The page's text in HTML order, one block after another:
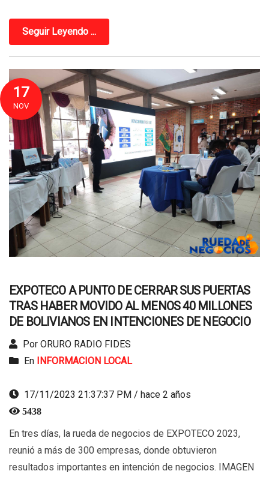
Seguir Leyendo ...
17
NOV
EXPOTECO A PUNTO DE CERRAR SUS PUERTAS
TRAS HABER MOVIDO AL MENOS 40 MILLONES
DE BOLIVIANOS EN INTENCIONES DE NEGOCIO
Por ORURO RADIO FIDES
En INFORMACION LOCAL
17/11/2023 21:37:37 PM / hace 2 años
5438
En tres días, la rueda de negocios de EXPOTECO 2023,
reunió a más de 300 empresas, donde obtuvieron
resultados importantes en intención de negocios. IMAGEN